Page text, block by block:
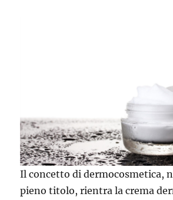
Il concetto di dermocosmetica,
pieno titolo, rientra la crema